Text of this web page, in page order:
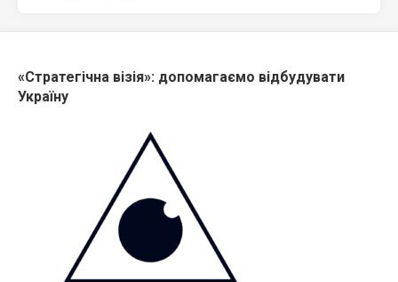
«Стратегічна візія»: допомагаємо відбудувати
Україну